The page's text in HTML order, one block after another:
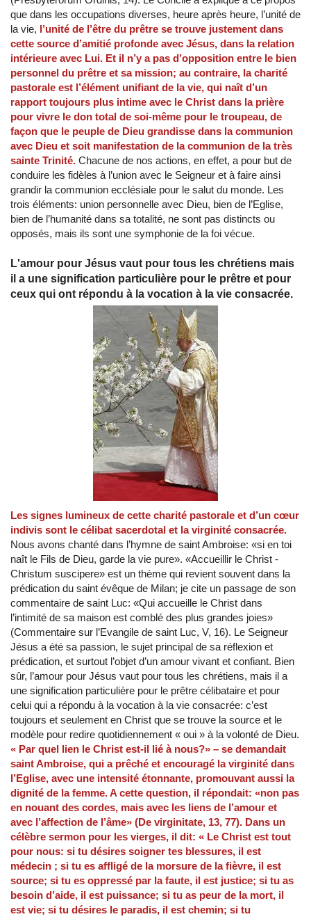
que dans les occupations diverses, heure après heure, l’unité de
la vie, l’unité de l’être du prêtre se trouve justement dans
cette source d’amitié profonde avec Jésus, dans la relation
intérieure avec Lui. Et il n’y a pas d’opposition entre le bien
personnel du prêtre et sa mission; au contraire, la charité
pastorale est l’élément unifiant de la vie, qui naît d’un
rapport toujours plus intime avec le Christ dans la prière
pour vivre le don total de soi-même pour le troupeau, de
façon que le peuple de Dieu grandisse dans la communion
avec Dieu et soit manifestation de la communion de la très
sainte Trinité. Chacune de nos actions, en effet, a pour but de
conduire les fidèles à l’union avec le Seigneur et à faire ainsi
grandir la communion ecclésiale pour le salut du monde. Les
trois éléments: union personnelle avec Dieu, bien de l’Eglise,
bien de l’humanité dans sa totalité, ne sont pas distincts ou
opposés, mais ils sont une symphonie de la foi vécue.
L'amour pour Jésus vaut pour tous les chrétiens mais
il a une signification particulière pour le prêtre et pour
ceux qui ont répondu à la vocation à la vie consacrée.
Les signes lumineux de cette charité pastorale et d’un cœur
indivis sont le célibat sacerdotal et la virginité consacrée.
Nous avons chanté dans l’hymne de saint Ambroise: «si en toi
naît le Fils de Dieu, garde la vie pure». «Accueillir le Christ -
Christum suscipere» est un thème qui revient souvent dans la
prédication du saint évêque de Milan; je cite un passage de son
commentaire de saint Luc: «Qui accueille le Christ dans
l’intimité de sa maison est comblé des plus grandes joies»
(Commentaire sur l’Evangile de saint Luc, V, 16). Le Seigneur
Jésus a été sa passion, le sujet principal de sa réflexion et
prédication, et surtout l’objet d’un amour vivant et confiant. Bien
sûr, l’amour pour Jésus vaut pour tous les chrétiens, mais il a
une signification particulière pour le prêtre célibataire et pour
celui qui a répondu à la vocation à la vie consacrée: c’est
toujours et seulement en Christ que se trouve la source et le
modèle pour redire quotidiennement « oui » à la volonté de Dieu.
« Par quel lien le Christ est-il lié à nous?» – se demandait
saint Ambroise, qui a prêché et encouragé la virginité dans
l’Eglise, avec une intensité étonnante, promouvant aussi la
dignité de la femme. A cette question, il répondait: «non pas
en nouant des cordes, mais avec les liens de l’amour et
avec l’affection de l’âme» (De virginitate, 13, 77). Dans un
célèbre sermon pour les vierges, il dit: « Le Christ est tout
pour nous: si tu désires soigner tes blessures, il est
médecin ; si tu es affligé de la morsure de la fièvre, il est
source; si tu es oppressé par la faute, il est justice; si tu as
besoin d’aide, il est puissance; si tu as peur de la mort, il
est vie; si tu désires le paradis, il est chemin; si tu